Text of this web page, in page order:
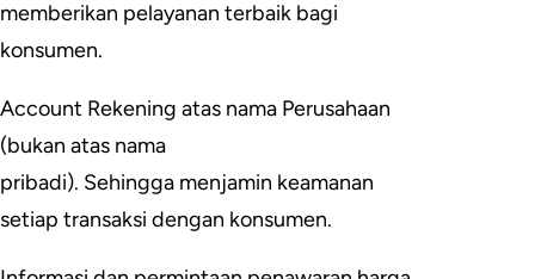
memberikan pelayanan terbaik bagi
konsumen.
Account Rekening atas nama Perusahaan
(bukan atas nama
pribadi). Sehingga menjamin keamanan
setiap transaksi dengan konsumen.